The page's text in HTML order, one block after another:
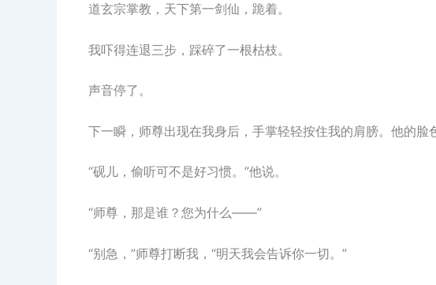
道玄宗掌教，天下第一剑仙，跪着。
我吓得连退三步，踩碎了一根枯枝。
声音停了。
下一瞬，师尊出现在我身后，手掌轻轻按住我的肩膀。他的
“砚儿，偷听可不是好习惯。”他说。
“师尊，那是谁？您为什么——”
“别急，”师尊打断我，“明天我会告诉你一切。”